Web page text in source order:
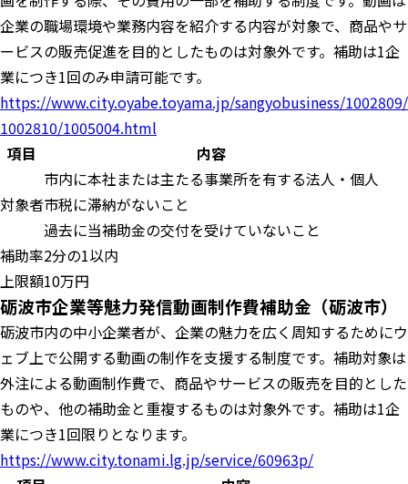
企業の職場環境や業務内容を紹介する内容が対象で、商品やサ
ービスの販売促進を目的としたものは対象外です。補助は1企
業につき1回のみ申請可能です。
https://www.city.oyabe.toyama.jp/sangyobusiness/1002809/
1002810/1005004.html
項目
内容
対象者
市内に本社または主たる事業所を有する法人・個人
市税に滞納がないこと
過去に当補助金の交付を受けていないこと
補助率2分の1以内
上限額10万円
砺波市企業等魅力発信動画制作費補助金（砺波市）
砺波市内の中小企業者が、企業の魅力を広く周知するためにウ
ェブ上で公開する動画の制作を支援する制度です。補助対象は
外注による動画制作費で、商品やサービスの販売を目的とした
ものや、他の補助金と重複するものは対象外です。補助は1企
業につき1回限りとなります。
https://www.city.tonami.lg.jp/service/60963p/